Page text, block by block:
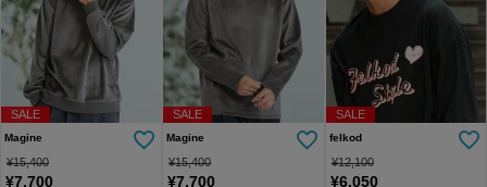
SALE
Magine
¥15,400
¥7,700
SALE
Magine
¥15,400
¥7,700
SALE
felkod
¥12,100
¥6,050